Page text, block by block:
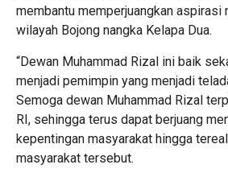
membantu memperjuangkan aspirasi
wilayah Bojong nangka Kelapa Dua.
“Dewan Muhammad Rizal ini baik
menjadi pemimpin yang menjadi
Semoga dewan Muhammad Rizal
RI, sehingga terus dapat berjuang
kepentingan masyarakat hingga
masyarakat tersebut.